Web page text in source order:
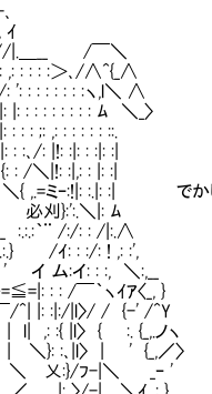
/￣＼
＞､/∧^{_∧
: : :ヽ,l＼ ∧
: : : : ﾑ ＼_〉
,: : : : : : ::.
/: |!: :|: : :|: :|
|!: :|,: : |: :|
,.=ミｰ:!|: :.|: :| でか
}:':.＼|: ﾑ
｀¨ /:/: : /|:.∧
/ｲ: : :/: ! ,: :',
ム:イ: : :, ＼:,__
: : /￣｀ヽｲｱ〈_, }
|: :|:/|l〉/ / {-' /^Y
|l〉 { :. {_,.ノヽ
}: :､|l〉 | ' {_,／〉
乂:}/ﾌ-|＼ _ｰ '
|: 〉/-| ＼ｲ､: }